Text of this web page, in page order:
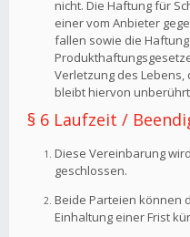
nicht. Die Haftung für
einer vom Anbieter
fallen sowie die
Verletzung des
bleibt hiervon
§ 6 Laufzeit /
Diese Vereinbarung
geschlossen.
Beide Parteien können
Einhaltung einer Frist